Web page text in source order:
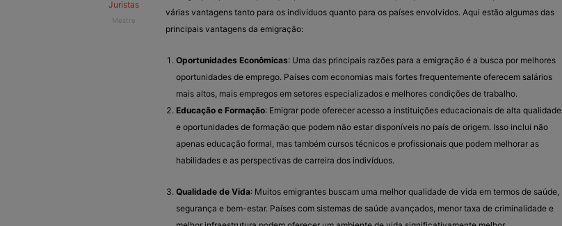
Juristas
Mestre
várias vantagens tanto para os indivíduos quanto para os países envolvidos. Aqui estão algumas das
principais vantagens da emigração:
Oportunidades Econômicas: Uma das principais razões para a emigração é a busca por melhores
oportunidades de emprego. Países com economias mais fortes frequentemente oferecem salários
mais altos, mais empregos em setores especializados e melhores condições de trabalho.
Educação e Formação: Emigrar pode oferecer acesso a instituições educacionais de alta qualidade
e oportunidades de formação que podem não estar disponíveis no país de origem. Isso inclui não
apenas educação formal, mas também cursos técnicos e profissionais que podem melhorar as
habilidades e as perspectivas de carreira dos indivíduos.
Qualidade de Vida: Muitos emigrantes buscam uma melhor qualidade de vida em termos de saúde,
segurança e bem-estar. Países com sistemas de saúde avançados, menor taxa de criminalidade e